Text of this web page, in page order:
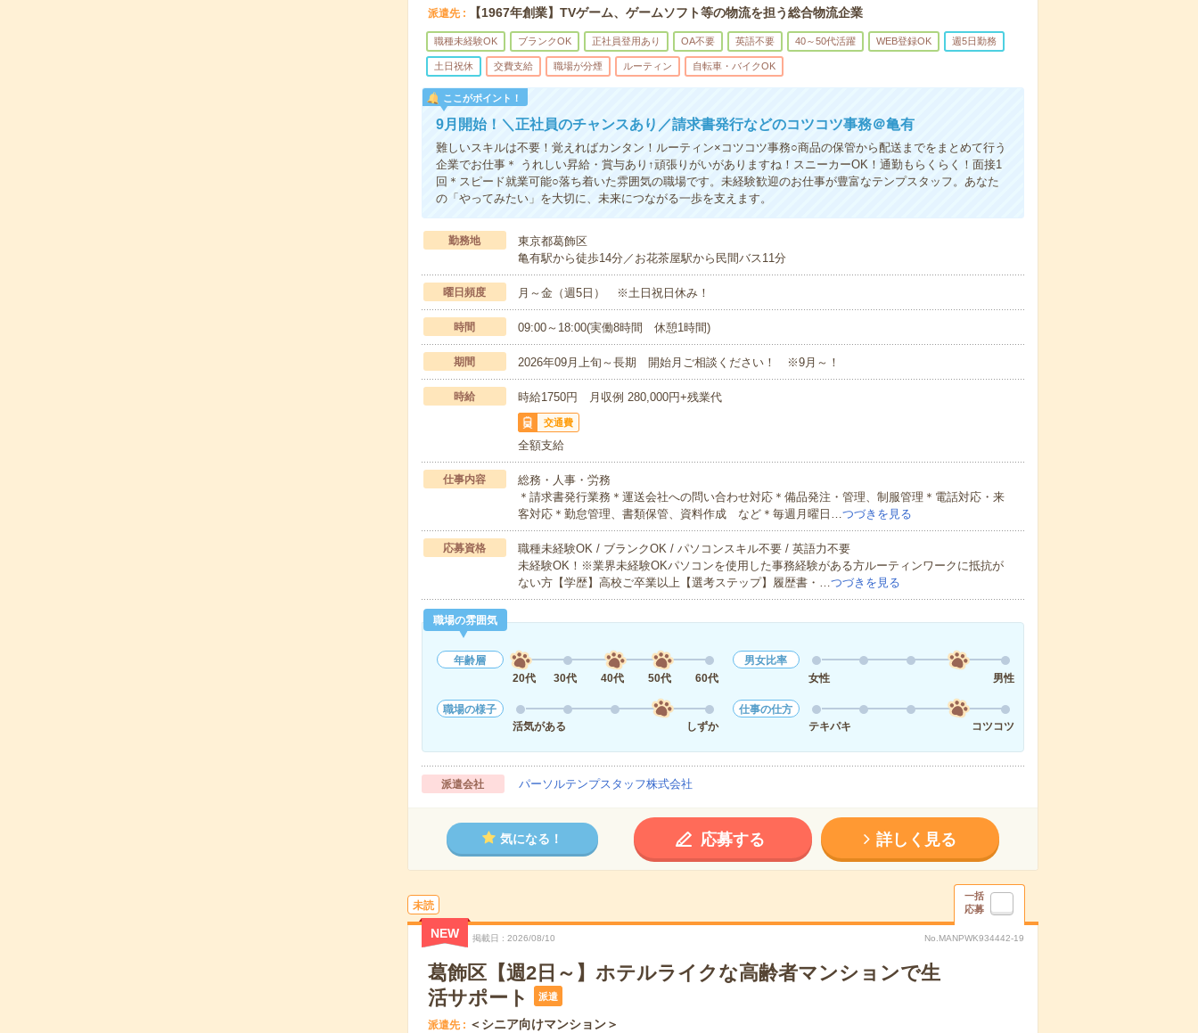
派遣先 【1967年創業】TVゲーム、ゲームソフト等の物流を担う総合物流企業
職種未経験OK ブランクOK 正社員登用あり OA不要 英語不要 40～50代活躍 WEB登録OK 週5日勤務
土日祝休 交費支給 職場が分煙 ルーティン 自転車・バイクOK
ここがポイント！
9月開始！＼正社員のチャンスあり／請求書発行などのコツコツ事務＠亀有
難しいスキルは不要！覚えればカンタン！ルーティン×コツコツ事務○商品の保管から配送までをまとめて行う
企業でお仕事＊ うれしい昇給・賞与あり↑頑張りがいがありますね！スニーカーOK！通勤もらくらく！面接1
回＊スピード就業可能○落ち着いた雰囲気の職場です。未経験歓迎のお仕事が豊富なテンプスタッフ。あなた
の「やってみたい」を大切に、未来につながる一歩を支えます。
勤務地
東京都葛飾区
亀有駅から徒歩14分／お花茶屋駅から民間バス11分
曜日頻度 月～金（週5日） ※土日祝日休み！
時間 09:00～18:00(実働8時間 休憩1時間)
期間 2026年09月上旬～長期 開始月ご相談ください！ ※9月～！
時給 時給1750円 月収例 280,000円+残業代
交通費
全額支給
仕事内容
総務・人事・労務
＊請求書発行業務＊運送会社への問い合わせ対応＊備品発注・管理、制服管理＊電話対応・来
客対応＊勤怠管理、書類保管、資料作成 など＊毎週月曜日…つづきを見る
応募資格
職種未経験OK / ブランクOK / パソコンスキル不要 / 英語力不要
未経験OK！※業界未経験OKパソコンを使用した事務経験がある方ルーティンワークに抵抗が
ない方【学歴】高校ご卒業以上【選考ステップ】履歴書・…つづきを見る
職場の雰囲気
年齢層
20代
30代 40代 50代 60代
男女比率
女性
男性
職場の様子
活気がある
しずか
仕事の仕方
テキパキ
コツコツ
派遣会社 パーソルテンプスタッフ株式会社
気になる！ 応募する 詳しく見る
未読
一括
応募
NEW 掲載日 2026/08/10 No.MANPWK934442-19
葛飾区【週2日～】ホテルライクな高齢者マンションで生
活サポート
派遣
派遣先 ＜シニア向けマンション＞